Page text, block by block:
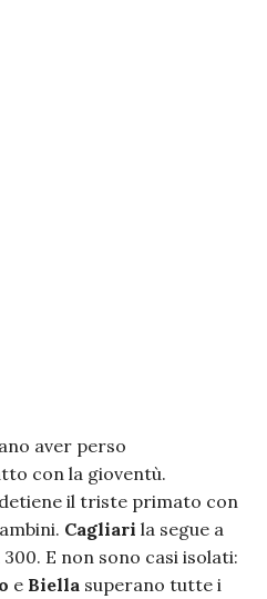
aver perso
con la gioventù.
il triste primato con
Cagliari la segue a
E non sono casi isolati:
e Biella superano tutte i